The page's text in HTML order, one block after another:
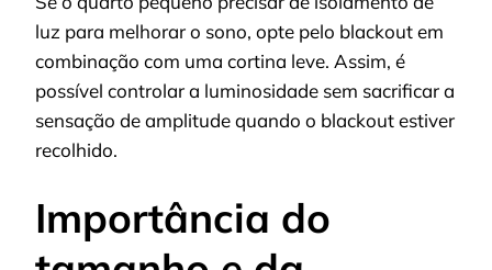
luz para melhorar o sono, opte pelo blackout em
combinação com uma cortina leve. Assim, é
possível controlar a luminosidade sem sacrificar a
sensação de amplitude quando o blackout estiver
recolhido.
Importância do